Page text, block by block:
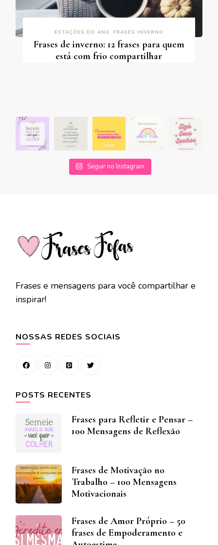
ESTAÇÕES DO ANO FRASES INVERNO
Frases de inverno: 12 frases para quem
está com frio compartilhar
Seguir no Instagram
Frases e mensagens para você compartilhar e
inspirar!
NOSSAS REDES SOCIAIS
POSTS RECENTES
Frases para Refletir e Pensar –
100 Mensagens de Reflexão
Frases de Motivação no
Trabalho – 100 Mensagens
Motivacionais
Frases de Amor Próprio – 50
frases de Empoderamento e